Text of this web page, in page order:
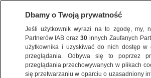
BIZNES
ZE ŚWIATA
Dbamy o Twoją prywatność
Jeśli użytkownik wyrazi na to zgodę, my,
Partnerów IAB oraz30 innych Zaufanych
użytkownika i uzyskiwać do nich dostęp w
przeglądania. Odbywa się to poprzez
przeglądania przechowywanych w plikach
się przetwarzaniu w oparciu o uzasadniony